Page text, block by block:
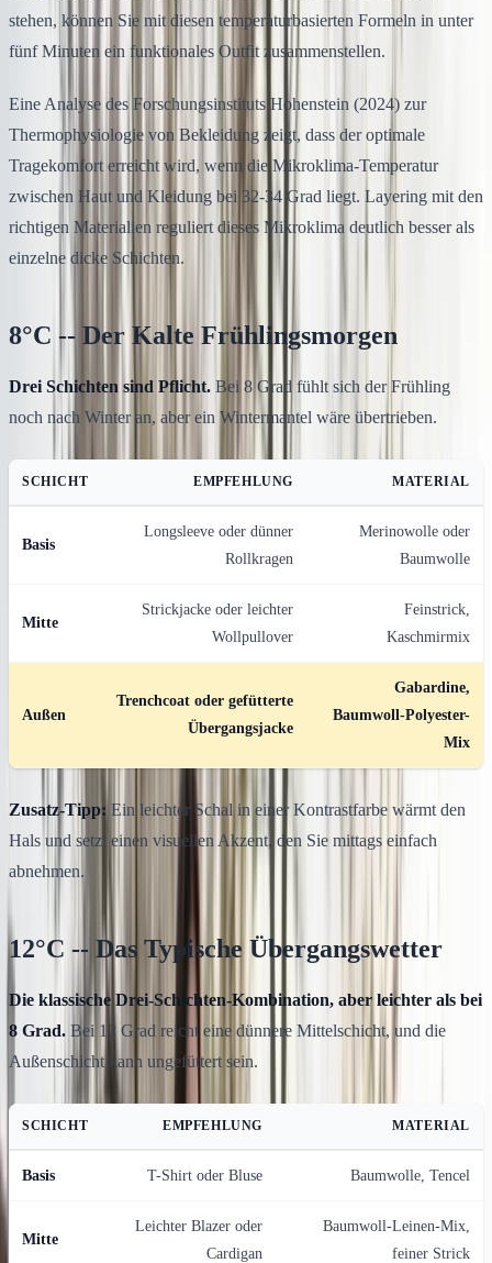
stehen, können Sie mit diesen temperaturbasierten Formeln in unter
fünf Minuten ein funktionales Outfit zusammenstellen.
Eine Analyse des Forschungsinstituts Hohenstein (2024) zur
Thermophysiologie von Bekleidung zeigt, dass der optimale
Tragekomfort erreicht wird, wenn die Mikroklima-Temperatur
zwischen Haut und Kleidung bei 32-34 Grad liegt. Layering mit den
richtigen Materialien reguliert dieses Mikroklima deutlich besser als
einzelne dicke Schichten.
8°C -- Der Kalte Frühlingsmorgen
Drei Schichten sind Pflicht. Bei 8 Grad fühlt sich der Frühling
noch nach Winter an, aber ein Wintermantel wäre übertrieben.
SCHICHT EMPFEHLUNG MATERIAL
Basis
Longsleeve oder dünner
Rollkragen
Merinowolle oder
Baumwolle
Mitte
Strickjacke oder leichter
Wollpullover
Feinstrick,
Kaschmirmix
Außen
Trenchcoat oder gefütterte
Übergangsjacke
Gabardine,
Baumwoll-Polyester-
Mix
Zusatz-Tipp: Ein leichter Schal in einer Kontrastfarbe wärmt den
Hals und setzt einen visuellen Akzent, den Sie mittags einfach
abnehmen.
12°C -- Das Typische Übergangswetter
Die klassische Drei-Schichten-Kombination, aber leichter als bei
8 Grad. Bei 12 Grad reicht eine dünnere Mittelschicht, und die
Außenschicht kann ungefüttert sein.
SCHICHT EMPFEHLUNG MATERIAL
Basis T-Shirt oder Bluse Baumwolle, Tencel
Mitte
Leichter Blazer oder
Cardigan
Baumwoll-Leinen-Mix,
feiner Strick